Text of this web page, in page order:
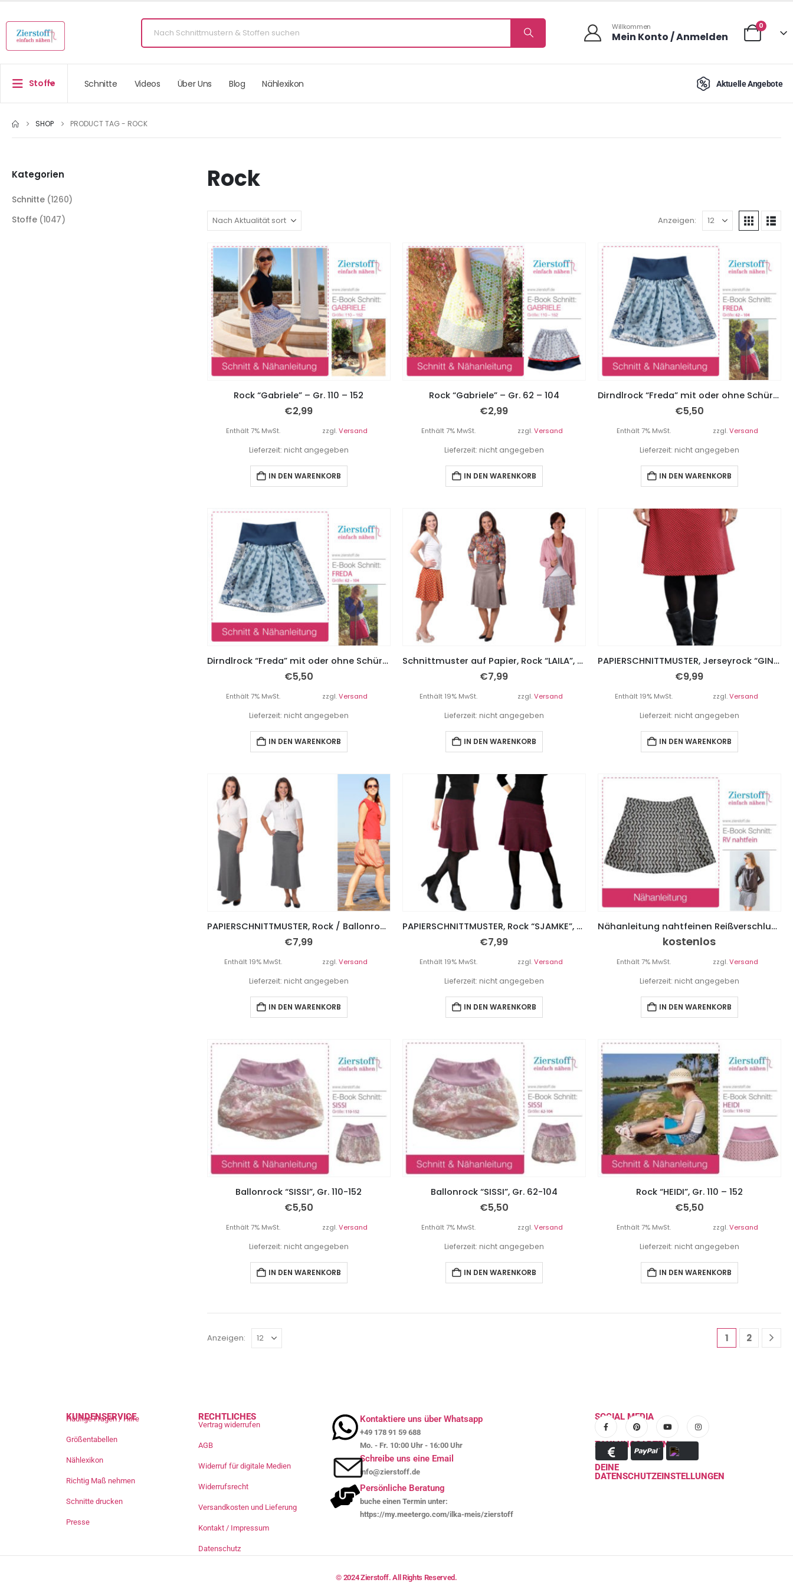
Willkommen
Mein Konto / Anmelden
0
Stoffe Schnitte Videos Über Uns Blog Nählexikon Aktuelle Angebote
SHOP PRODUCT TAG - ROCK
Rock
Anzeigen:
Rock “Gabriele” – Gr. 110 – 152
€2,99
Enthält 7% MwSt. zzgl.Versand
Lieferzeit: nicht angegeben
IN DEN WARENKORB
Rock “Gabriele” – Gr. 62 – 104
€2,99
Enthält 7% MwSt. zzgl.Versand
Lieferzeit: nicht angegeben
IN DEN WARENKORB
Dirndlrock “Freda” mit oder ohne Schürze – Gr. 110 – 152
€5,50
Enthält 7% MwSt. zzgl.Versand
Lieferzeit: nicht angegeben
IN DEN WARENKORB
Dirndlrock “Freda” mit oder ohne Schürze – Gr. 62 – 104
€5,50
Enthält 7% MwSt. zzgl.Versand
Lieferzeit: nicht angegeben
IN DEN WARENKORB
Schnittmuster auf Papier, Rock “LAILA”, Gr. 158 – Damengr. 46
€7,99
Enthält 19% MwSt. zzgl.Versand
Lieferzeit: nicht angegeben
IN DEN WARENKORB
PAPIERSCHNITTMUSTER, Jerseyrock “GINA”, Gr. 158 – Damengr. 46
€9,99
Enthält 19% MwSt. zzgl.Versand
Lieferzeit: nicht angegeben
IN DEN WARENKORB
PAPIERSCHNITTMUSTER, Rock / Ballonrock “FABIENNE”, Gr. 158 bis Damengr. 46, inkl. 3 Rockvariationen
€7,99
Enthält 19% MwSt. zzgl.Versand
Lieferzeit: nicht angegeben
IN DEN WARENKORB
PAPIERSCHNITTMUSTER, Rock “SJAMKE”, Gr. 158 – Damengr. 46
€7,99
Enthält 19% MwSt. zzgl.Versand
Lieferzeit: nicht angegeben
IN DEN WARENKORB
Nähanleitung nahtfeinen Reißverschluss mit Beleg in einen Rock einnähen
kostenlos
Enthält 7% MwSt. zzgl.Versand
Lieferzeit: nicht angegeben
IN DEN WARENKORB
Ballonrock “SISSI”, Gr. 110-152
€5,50
Enthält 7% MwSt. zzgl.Versand
Lieferzeit: nicht angegeben
IN DEN WARENKORB
Ballonrock “SISSI”, Gr. 62-104
€5,50
Enthält 7% MwSt. zzgl.Versand
Lieferzeit: nicht angegeben
IN DEN WARENKORB
Rock “HEIDI”, Gr. 110 – 152
€5,50
Enthält 7% MwSt. zzgl.Versand
Lieferzeit: nicht angegeben
IN DEN WARENKORB
Anzeigen: 1 2
Kategorien
Schnitte (1260)
Stoffe (1047)
KUNDENSERVICE
Häufige Fragen / Hilfe
Größentabellen
Nählexikon
Richtig Maß nehmen
Schnitte drucken
Presse
RECHTLICHES
Vertrag widerrufen
AGB
Widerruf für digitale Medien
Widerrufsrecht
Versandkosten und Lieferung
Kontakt / Impressum
Datenschutz
Kontaktiere uns über Whatsapp
+49 178 91 59 688
Mo. - Fr. 10:00 Uhr - 16:00 Uhr
Schreibe uns eine Email
info@zierstoff.de
Persönliche Beratung
buche einen Termin unter:
https://my.meetergo.com/ilka-meis/zierstoff
SOCIAL MEDIA
ZAHLUNGSARTEN
DEINE
DATENSCHUTZEINSTELLUNGEN
© 2024 Zierstoff. All Rights Reserved.